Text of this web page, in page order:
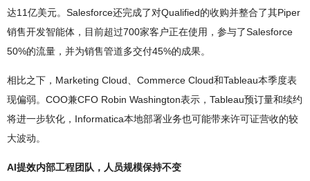
达11亿美元。Salesforce还完成了对Qualified的收购并整合了其Piper
销售开发智能体，目前超过700家客户正在使用，参与了Salesforce
50%的流量，并为销售管道多交付45%的成果。
相比之下，Marketing Cloud、Commerce Cloud和Tableau本季度表
现偏弱。COO兼CFO Robin Washington表示，Tableau预订量和续约
将进一步软化，Informatica本地部署业务也可能带来许可证营收的较
大波动。
AI提效内部工程团队，人员规模保持不变